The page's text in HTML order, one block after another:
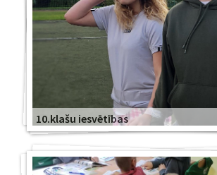
10.klašu iesvētības